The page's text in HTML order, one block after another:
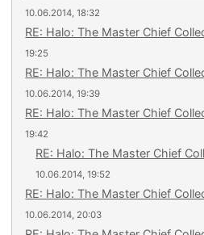
10.06.2014, 18:32
RE: Halo: The Master Chief
19:25
RE: Halo: The Master Chief
10.06.2014, 19:39
RE: Halo: The Master Chief
19:42
RE: Halo: The Master Chief
10.06.2014, 19:52
RE: Halo: The Master Chief
10.06.2014, 20:03